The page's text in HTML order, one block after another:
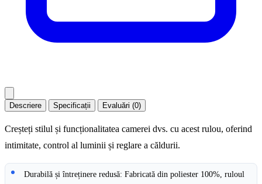
Descriere Specificații Evaluări (0)
Creșteți stilul și funcționalitatea camerei dvs. cu acest rulou, oferind
intimitate, control al luminii și reglare a căldurii.
Durabilă și întreținere redusă: Fabricată din poliester 100%, ruloul